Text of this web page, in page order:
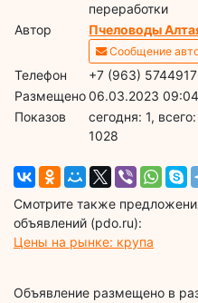
переработки
Автор
Пчеловоды
Сообщение
Телефон
+7 (963) 5744917
Размещено06.03.2023 09:04
Показов
cегодня: 1, всего:
1028
Смотрите также
объявлений (pdo.ru):
Цены на рынке: крупа
Объявление размещено в